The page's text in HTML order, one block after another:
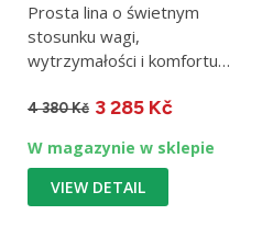
Prosta lina o świetnym
stosunku wagi,
wytrzymałości i komfortu
g/m / ilość...
4 380 Kč 3 285 Kč
W magazynie w sklepie
VIEW DETAIL